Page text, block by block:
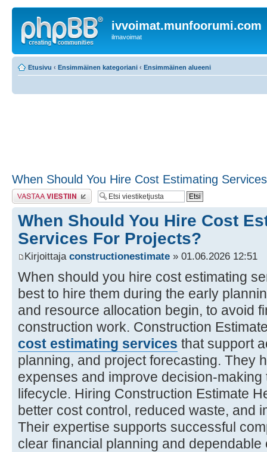
ivvoimat.munfoorumi.com
ilmavoimat
Etusivu ‹ Ensimmäinen kategoriani ‹ Ensimmäinen alueeni
When Should You Hire Cost Estimating
Lähetä vastaus
When Should You Hire Cost
Services For Projects?
Kirjoittaja constructionestimate » 01.06.2026 12:51
When should you hire cost estimating
best to hire them during the early
and resource allocation begin, to avoid
construction work. Construction
cost estimating services that support
planning, and project forecasting. They
expenses and improve decision-
lifecycle. Hiring Construction Estimate
better cost control, reduced waste, and
Their expertise supports successful
clear financial planning and dependable